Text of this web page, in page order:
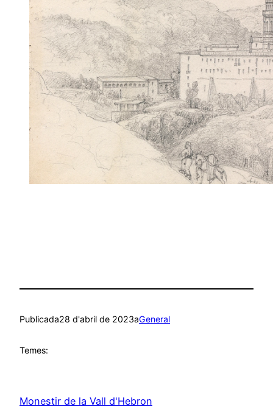
Publicada28 d'abril de 2023aGeneral
Temes:
Monestir de la Vall d'Hebron